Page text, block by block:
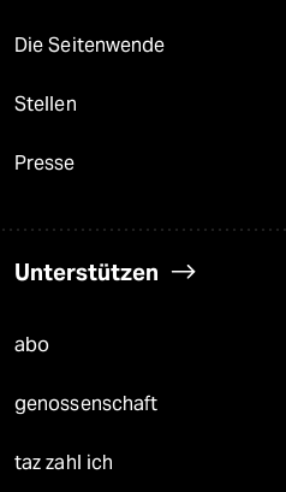
Die Seitenwende
Stellen
Presse
Unterstützen
abo
genossenschaft
taz zahl ich